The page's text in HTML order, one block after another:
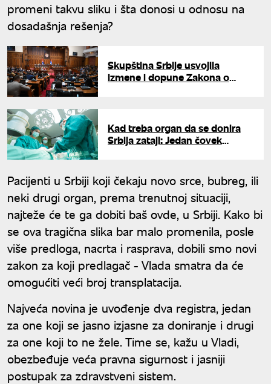
promeni takvu sliku i šta donosi u odnosu na
dosadašnja rešenja?
Skupština Srbije usvojila
izmene i dopune Zakona o
Kad treba organ da se donira
Srbija zataji: Jedan čovek
Pacijenti u Srbiji koji čekaju novo srce, bubreg, ili
neki drugi organ, prema trenutnoj situaciji,
najteže će te ga dobiti baš ovde, u Srbiji. Kako bi
se ova tragična slika bar malo promenila, posle
više predloga, nacrta i rasprava, dobili smo novi
zakon za koji predlagač - Vlada smatra da će
omogućiti veći broj transplatacija.
Najveća novina je uvođenje dva registra, jedan
za one koji se jasno izjasne za doniranje i drugi
za one koji to ne žele. Time se, kažu u Vladi,
obezbeđuje veća pravna sigurnost i jasniji
postupak za zdravstveni sistem.